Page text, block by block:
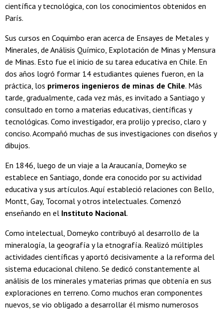
científica y tecnológica, con los conocimientos obtenidos en
París.
Sus cursos en Coquimbo eran acerca de Ensayes de Metales y
Minerales, de Análisis Químico, Explotación de Minas y Mensura
de Minas. Esto fue el inicio de su tarea educativa en Chile. En
dos años logró formar 14 estudiantes quienes fueron, en la
práctica, los primeros ingenieros de minas de Chile. Más
tarde, gradualmente, cada vez más, es invitado a Santiago y
consultado en torno a materias educativas, científicas y
tecnológicas. Como investigador, era prolijo y preciso, claro y
conciso. Acompañó muchas de sus investigaciones con diseños y
dibujos.
En 1846, luego de un viaje a la Araucanía, Domeyko se
establece en Santiago, donde era conocido por su actividad
educativa y sus artículos. Aquí estableció relaciones con Bello,
Montt, Gay, Tocornal y otros intelectuales. Comenzó
enseñando en el Instituto Nacional.
Como intelectual, Domeyko contribuyó al desarrollo de la
mineralogía, la geografía y la etnografía. Realizó múltiples
actividades científicas y aportó decisivamente a la reforma del
sistema educacional chileno. Se dedicó constantemente al
análisis de los minerales y materias primas que obtenía en sus
exploraciones en terreno. Como muchos eran componentes
nuevos, se vio obligado a desarrollar él mismo numerosos